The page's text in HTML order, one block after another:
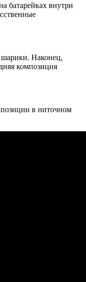
батарейках внутри
Наконец,
композиция
в ниточном